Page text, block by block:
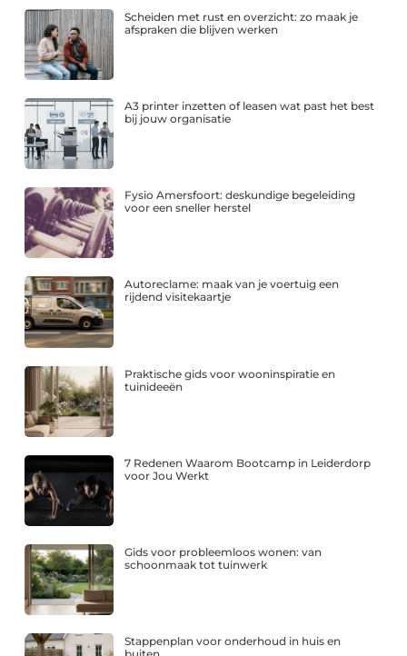
Scheiden met rust en overzicht: zo maak je
afspraken die blijven werken
A3 printer inzetten of leasen wat past het best
bij jouw organisatie
Fysio Amersfoort: deskundige begeleiding
voor een sneller herstel
Autoreclame: maak van je voertuig een
rijdend visitekaartje
Praktische gids voor wooninspiratie en
tuinideeën
7 Redenen Waarom Bootcamp in Leiderdorp
voor Jou Werkt
Gids voor probleemloos wonen: van
schoonmaak tot tuinwerk
Stappenplan voor onderhoud in huis en